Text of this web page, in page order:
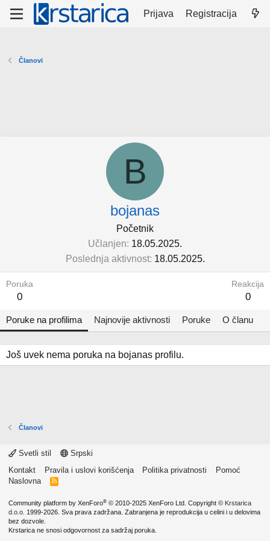
Prijava Registracija
Članovi
B
bojanas
Početnik
Učlanjen 18.05.2025.
Poslednja aktivnost 18.05.2025.
Poruka
0
Reakcija
0
Poruke na profilima Najnovije aktivnosti Poruke O članu
Još uvek nema poruka na bojanas profilu.
Članovi
Svetli stil
Srpski
Kontakt
Pravila i uslovi korišćenja Politika privatnosti
Pomoć
Naslovna
R
Community platform by XenForo® © 2010-2025 XenForo Ltd. Copyright © Krstarica
d.o.o. 1999-2026. Sva prava zadržana. Zabranjena je reprodukcija u celini i u delovima
bez dozvole.
Krstarica ne snosi odgovornost za sadržaj poruka.